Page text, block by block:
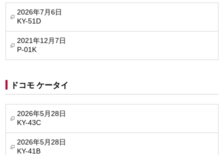
2026年7月6日
KY-51D
2021年12月7日
P-01K
ドコモ ケータイ
2026年5月28日
KY-43C
2026年5月28日
KY-41B